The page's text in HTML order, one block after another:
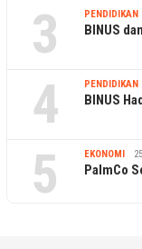
3 PENDIDIKAN
BINUS
4 PENDIDIKAN
BINUS
5 EKONOMI
PalmCo